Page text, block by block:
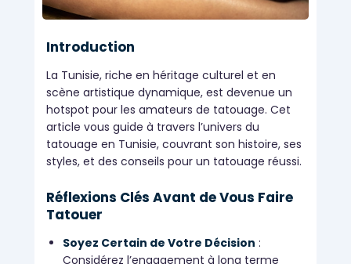
Introduction
La Tunisie, riche en héritage culturel et en
scène artistique dynamique, est devenue un
hotspot pour les amateurs de tatouage. Cet
article vous guide à travers l’univers du
tatouage en Tunisie, couvrant son histoire, ses
styles, et des conseils pour un tatouage réussi.
Réflexions Clés Avant de Vous Faire
Tatouer
Soyez Certain de Votre Décision :
Considérez l’engagement à long terme